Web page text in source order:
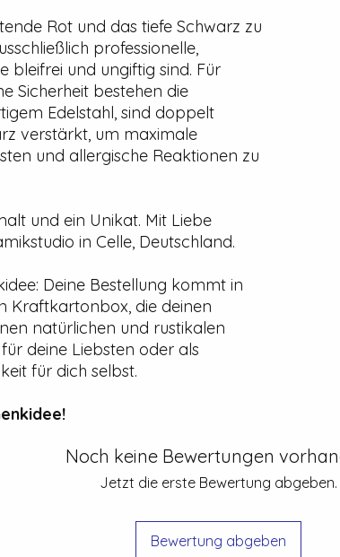
Rot und das tiefe Schwarz zu
professionelle,
bleifrei und ungiftig sind. Für
Sicherheit bestehen die
Edelstahl, sind doppelt
verstärkt, um maximale
und allergische Reaktionen zu
und ein Unikat. Mit Liebe
in Celle, Deutschland.
Deine Bestellung kommt in
Kraftkartonbox, die deinen
natürlichen und rustikalen
deine Liebsten oder als
für dich selbst.
Noch keine Bewertungen
Jetzt die erste Bewertung abgeben.
Bewertung abgeben